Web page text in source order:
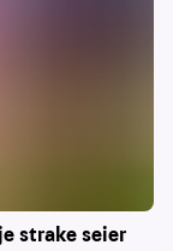
strake seier